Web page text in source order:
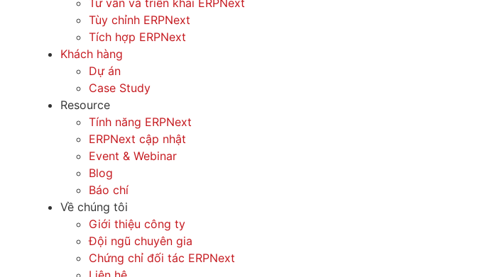
Tùy chỉnh ERPNext
Tích hợp ERPNext
Khách hàng
Dự án
Case Study
Resource
Tính năng ERPNext
ERPNext cập nhật
Event & Webinar
Blog
Báo chí
Về chúng tôi
Giới thiệu công ty
Đội ngũ chuyên gia
Chứng chỉ đối tác ERPNext